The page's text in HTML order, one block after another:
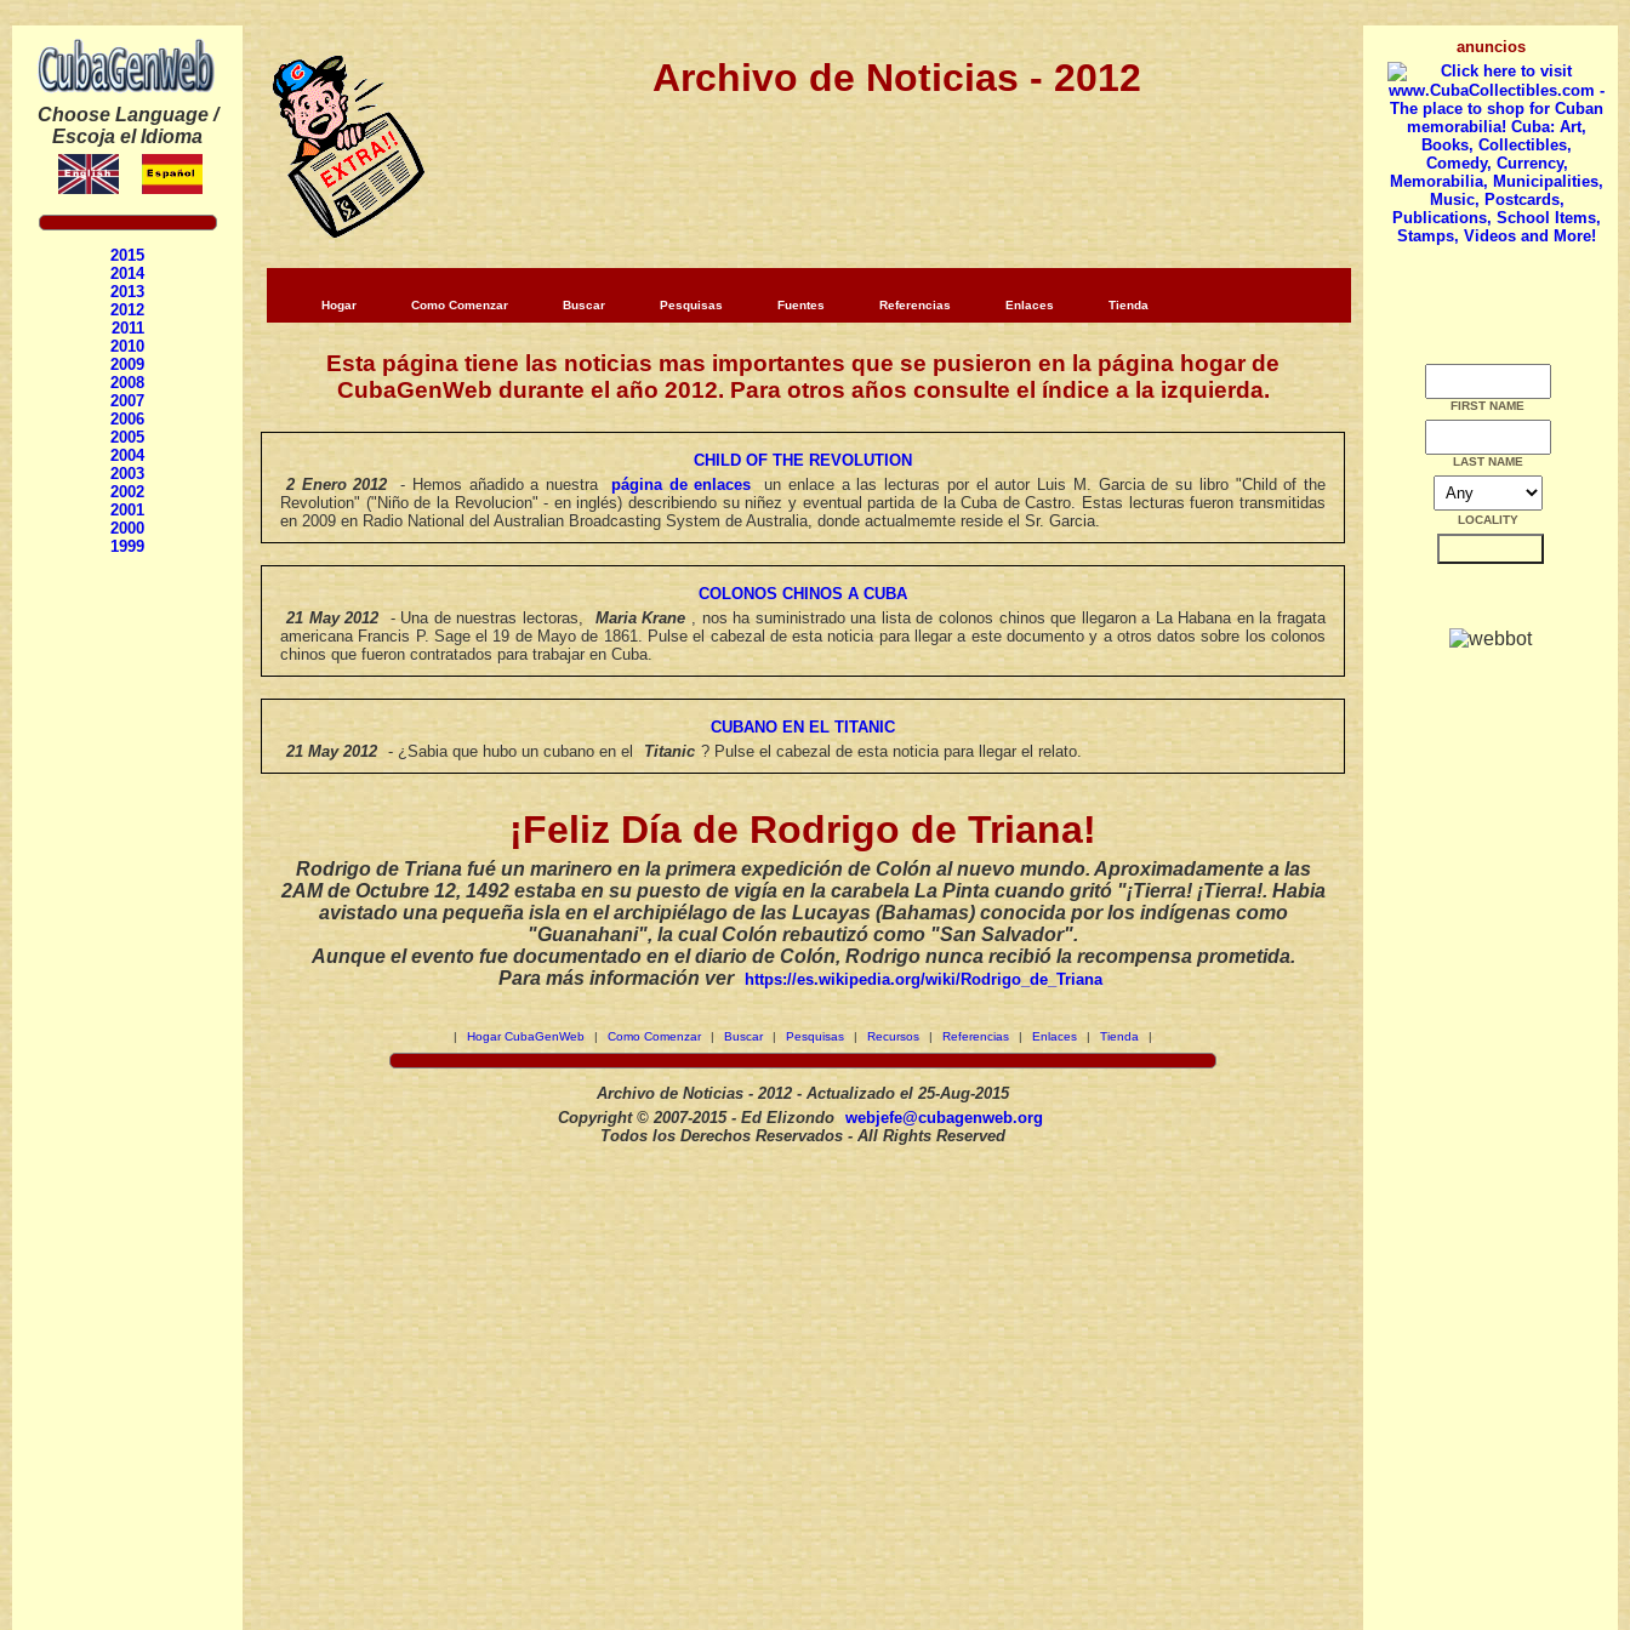
Choose Language /
Escoja el Idioma
2015
2014
2013
2012
2011
2010
2009
2008
2007
2006
2005
2004
2003
2002
2001
2000
1999
Archivo de Noticias - 2012
Hogar Como Comenzar Buscar Pesquisas Fuentes Referencias Enlaces Tienda
Esta página tiene las noticias mas importantes que se pusieron en la página hogar de
CubaGenWeb durante el año 2012. Para otros años consulte el índice a la izquierda.
CHILD OF THE REVOLUTION
2 Enero 2012 - Hemos añadido a nuestra página de enlaces
un enlace a las lecturas por el autor Luis M. Garcia de su libro "Child of the
Revolution" ("Niño de la Revolucion" - en inglés) describiendo su niñez y eventual partida de la Cuba de Castro. Estas lecturas fueron transmitidas
en 2009 en Radio National del Australian Broadcasting System de Australia, donde actualmemte reside el Sr. Garcia.
COLONOS CHINOS A CUBA
21 May 2012
- Una de nuestras lectoras, Maria Krane , nos ha suministrado una lista de colonos chinos que llegaron a La Habana en la fragata
americana Francis P. Sage el 19 de Mayo de 1861. Pulse el cabezal de esta noticia para llegar a este documento y a otros datos sobre los colonos
chinos que fueron contratados para trabajar en Cuba.
CUBANO EN EL TITANIC
21 May 2012 - ¿Sabia que hubo un cubano en el Titanic ? Pulse el cabezal de esta noticia para llegar el relato.
¡Feliz Día de Rodrigo de Triana!
Rodrigo de Triana fué un marinero en la primera expedición de Colón al nuevo mundo. Aproximadamente a las
2AM de Octubre 12, 1492 estaba en su puesto de vigía en la carabela La Pinta cuando gritó "¡Tierra! ¡Tierra!. Habia
avistado una pequeña isla en el archipiélago de las Lucayas (Bahamas) conocida por los indígenas como
"Guanahani", la cual Colón rebautizó como "San Salvador".
Aunque el evento fue documentado en el diario de Colón, Rodrigo nunca recibió la recompensa prometida.
Para más información ver
https://es.wikipedia.org/wiki/Rodrigo_de_Triana
| Hogar CubaGenWeb | Como Comenzar | Buscar | Pesquisas | Recursos | Referencias | Enlaces | Tienda |
Archivo de Noticias - 2012 - Actualizado el25-Aug-2015
Copyright © 2007-2015 - Ed Elizondo webjefe@cubagenweb.org
Todos los Derechos Reservados - All Rights Reserved
anuncios
FIRST NAME
LAST NAME
LOCALITY